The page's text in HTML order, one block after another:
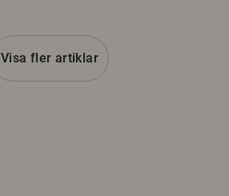
Visa fler artiklar